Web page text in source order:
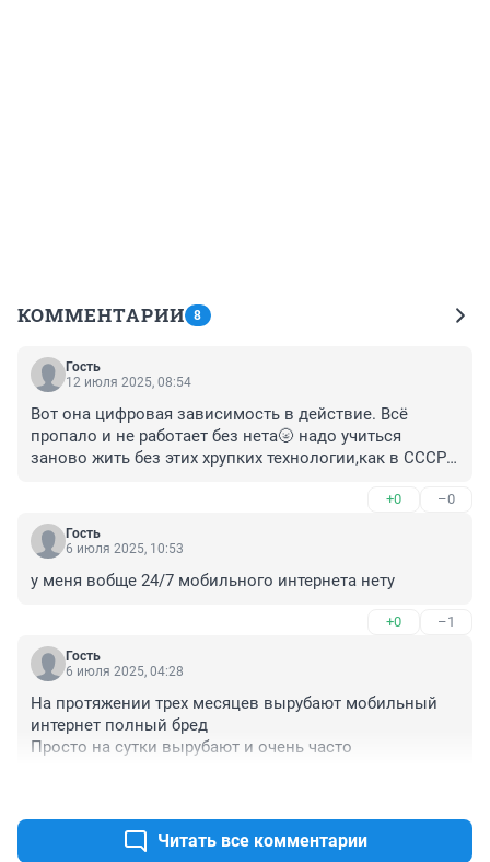
КОММЕНТАРИИ 8
Гость
12 июля 2025, 08:54
Вот она цифровая зависимость в действие. Всё
пропало и не работает без нета🌝 надо учиться
заново жить без этих хрупких технологии,как в СССР
намного надежнее,договорились-встретились ,никто
не ходил по улице зачарованно глядя в
фоторамку,ничего не замечая вокруг,молодь без
встретиться без мессенджеров,вообще не выживут
самостоятельно умные,начнут читать книги,писать
письма на бумаге, деньги наличные, отношения
насстоящие, ит.д.👍😉
+0 –0
Гость
6 июля 2025, 10:53
у меня вобще 24/7 мобильного интернета нету
+0 –1
Гость
6 июля 2025, 04:28
На протяжении трех месяцев вырубают мобильный
интернет полный бред
Просто на сутки вырубают и очень часто
Читать все комментарии